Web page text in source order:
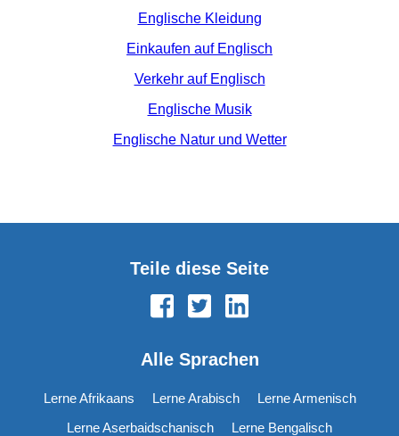
Englische Kleidung
Einkaufen auf Englisch
Verkehr auf Englisch
Englische Musik
Englische Natur und Wetter
Teile diese Seite
Alle Sprachen
Lerne Afrikaans Lerne Arabisch
Lerne Armenisch
Lerne Aserbaidschanisch
Lerne Bengalisch